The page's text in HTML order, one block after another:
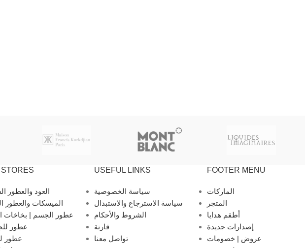
العود والعطور
الميسكات والعطور
عطور الجسم | بخاخات
عطور
عطور
USEFUL LINKS
سياسة الخصوصية
سياسة الاسترجاع والاستبدال
الشروط والأحكام
قارنة
تواصل معنا
FOOTER MENU
الماركات
المتجر
أطقم هدايا
إصدارات جديدة
عروض | خصومات